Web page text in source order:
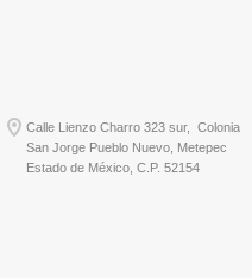
Calle Lienzo Charro 323 sur, Colonia
San Jorge Pueblo Nuevo, Metepec
Estado de México, C.P. 52154